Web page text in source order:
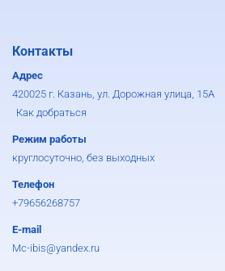
Контакты
Адрес
420025 г. Казань, ул. Дорожная улица, 15А
Как добраться
Режим работы
круглосуточно, без выходных
Телефон
+79656268757
E-mail
Mc-ibis@yandex.ru